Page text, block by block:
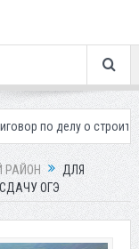
о строительстве
РАЙОН
ДЛЯ
ОГЭ